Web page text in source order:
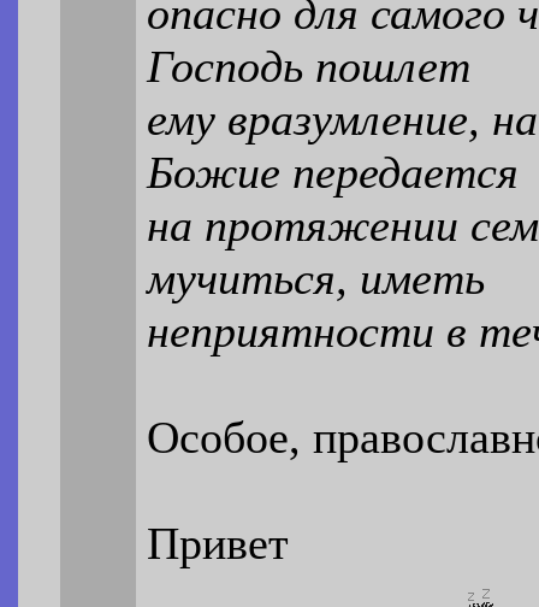
опасно для самого
Господь пошлет
ему вразумление,
Божие передается
на протяжении
мучиться, иметь
неприятности в
Особое,
Привет